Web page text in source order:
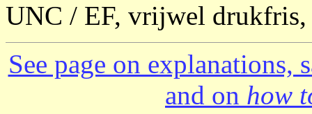
UNC / EF, vrijwel
See page on explanations,
and on how